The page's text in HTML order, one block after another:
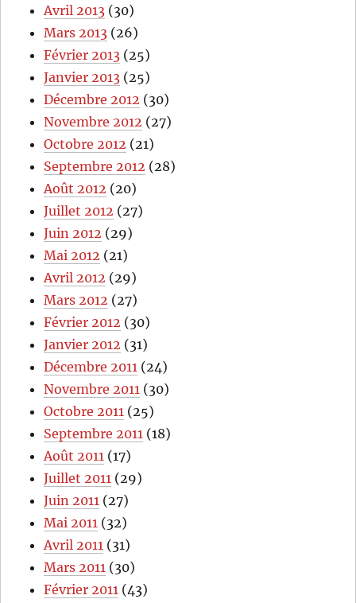
Avril 2013 (30)
Mars 2013 (26)
Février 2013 (25)
Janvier 2013 (25)
Décembre 2012 (30)
Novembre 2012 (27)
Octobre 2012 (21)
Septembre 2012 (28)
Août 2012 (20)
Juillet 2012 (27)
Juin 2012 (29)
Mai 2012 (21)
Avril 2012 (29)
Mars 2012 (27)
Février 2012 (30)
Janvier 2012 (31)
Décembre 2011 (24)
Novembre 2011 (30)
Octobre 2011 (25)
Septembre 2011 (18)
Août 2011 (17)
Juillet 2011 (29)
Juin 2011 (27)
Mai 2011 (32)
Avril 2011 (31)
Mars 2011 (30)
Février 2011 (43)